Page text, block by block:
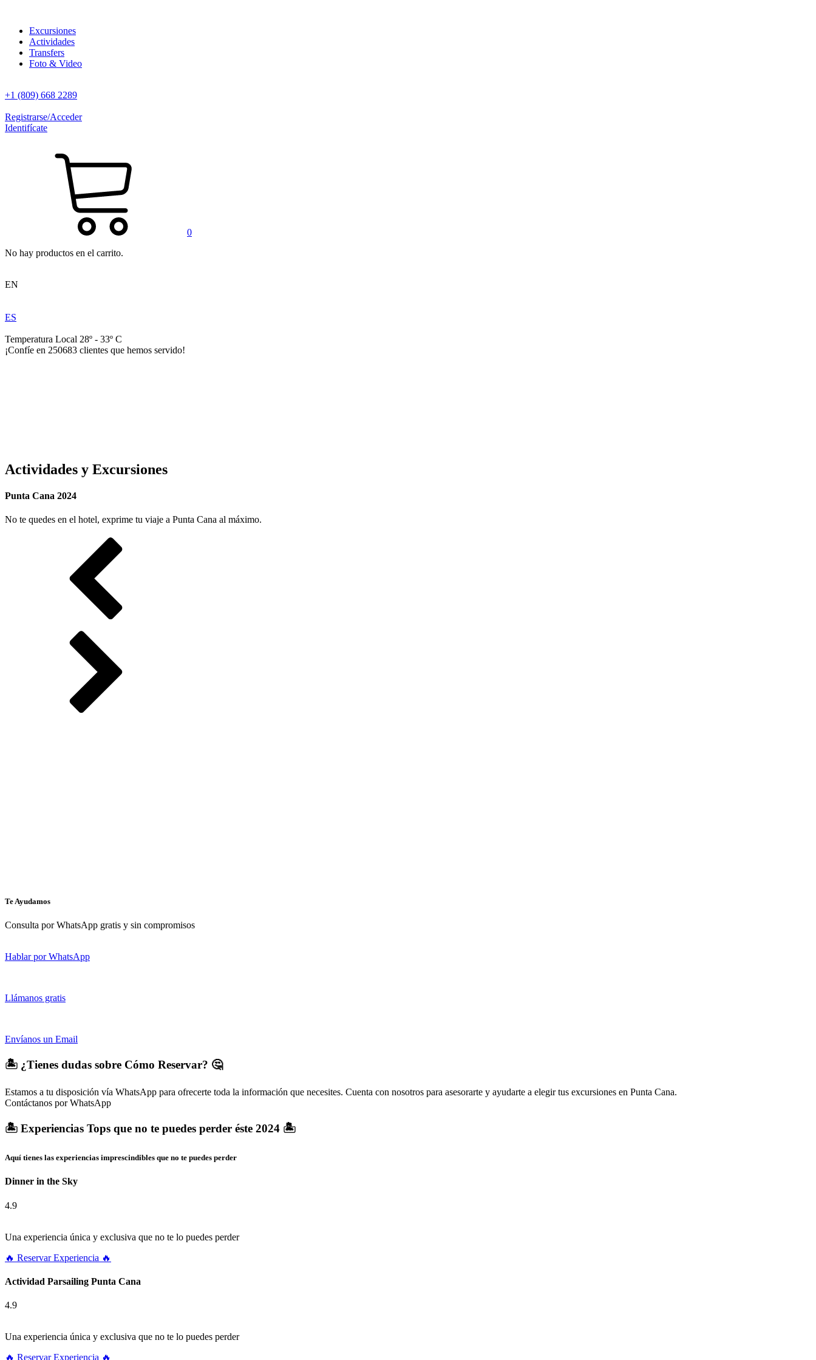
Excursiones
Actividades
Transfers
Foto & Video
+1 (809) 668 2289
Registrarse/Acceder
Identifícate
0
No hay productos en el carrito.
EN
ES
Temperatura Local 28º - 33º C
¡Confíe en 250683 clientes que hemos servido!
Actividades y Excursiones
Punta Cana 2024
No te quedes en el hotel, exprime tu viaje a Punta Cana al máximo.
Te Ayudamos
Consulta por WhatsApp gratis y sin compromisos
Hablar por WhatsApp
Llámanos gratis
Envíanos un Email
🏝️ ¿Tienes dudas sobre Cómo Reservar? 🤔
Estamos a tu disposición vía WhatsApp para ofrecerte toda la información que necesites. Cuenta con nosotros para asesorarte y ayudarte a elegir tus excursiones en Punta Cana.
Contáctanos por WhatsApp
🏝️ Experiencias Tops que no te puedes perder éste 2024 🏝️
Aquí tienes las experiencias imprescindibles que no te puedes perder
Dinner in the Sky
4.9
Una experiencia única y exclusiva que no te lo puedes perder
🔥 Reservar Experiencia 🔥
Actividad Parsailing Punta Cana
4.9
Una experiencia única y exclusiva que no te lo puedes perder
🔥 Reservar Experiencia 🔥